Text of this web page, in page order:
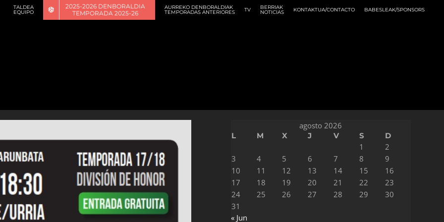
TALDEA
EQUIPO
2025-2026 DENBORALDIA
TEMPORADA 2025-26
AURREKO DENBORALDIAK
TEMPORADAS ANTERIORES TV BERRIAK
NOTICIAS KONTAKTUA/CONTACTO BABESLEAK/SPONSORS
agosto 2026
L M X J V S D
1
2
3
4 5 6 7 8
9
10
11 12 13 14 15
16
17
18 19 20 21 22
23
24
25 26 27 28 29
30
31
« Jun